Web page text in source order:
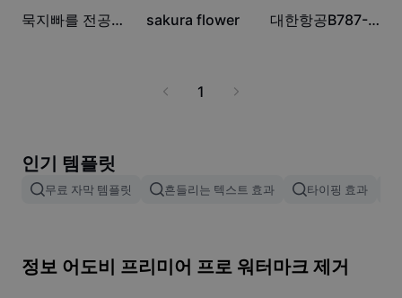
이미지 배경 삭제
이미지 보정기
더 보기
64 묵지빠를 전공했단 사실👊 43
sakura flower 1 대한항공B787-9 랜딩 영상 나눔
1
인기 템플릿
무료 자막 템플릿 흔들리는 텍스트 효과 타이핑 효과
정보 어도비 프리미어 프로 워터마크 제거